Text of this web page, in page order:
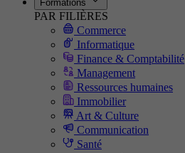
Formations
PAR FILIÈRES
Commerce
Informatique
Finance & Comptabilité
Management
Ressources humaines
Immobilier
Art & Culture
Communication
Santé